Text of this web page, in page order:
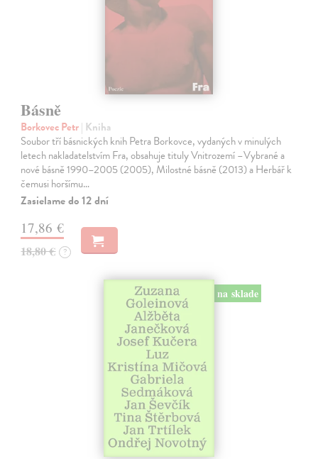
Básně
Borkovec Petr| Kniha
Soubor tří básnických knih Petra Borkovce, vydaných v minulých
letech nakladatelstvím Fra, obsahuje tituly Vnitrozemí –Vybrané a
nové básně 1990–2005 (2005), Milostné básně (2013) a Herbář k
čemusi horšímu…
Zasielame do 12 dní
17,86 €
18,80 € ?
na sklade